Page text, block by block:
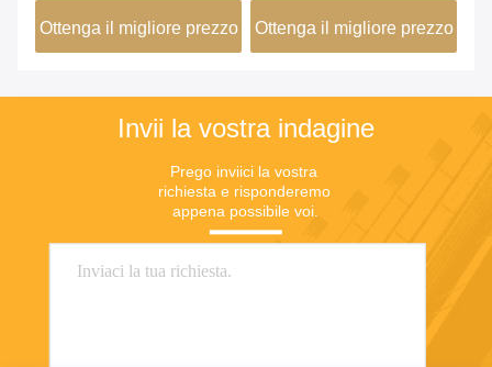
Ottenga il migliore prezzo Ottenga il migliore prezzo
Invii la vostra indagine
Prego inviici la vostra
richiesta e risponderemo
appena possibile voi.